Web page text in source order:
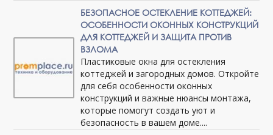
БЕЗОПАСНОЕ ОСТЕКЛЕНИЕ КОТТЕДЖЕЙ:
ОСОБЕННОСТИ ОКОННЫХ КОНСТРУКЦИЙ
ДЛЯ КОТТЕДЖЕЙ И ЗАЩИТА ПРОТИВ
ВЗЛОМА
Пластиковые окна для остекления
коттеджей и загородных домов. Откройте
для себя особенности оконных
конструкций и важные нюансы монтажа,
которые помогут создать уют и
безопасность в вашем доме....